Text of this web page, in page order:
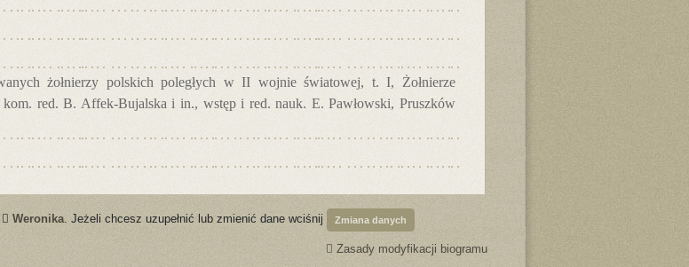
żołnierzy polskich poległych w II wojnie światowej, t. I, Żołnierze
red. B. Affek-Bujalska i in., wstęp i red. nauk. E. Pawłowski, Pruszków
Weronika. Jeżeli chcesz uzupełnić lub zmienić dane wciśnij Zmiana danych
Zasady modyfikacji biogramu